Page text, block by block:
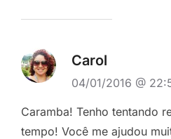
Carol
04/01/2016 @
Caramba! Tenho tentando
tempo! Você me ajudou